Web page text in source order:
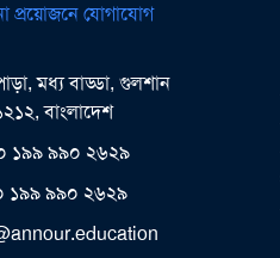
প্রয়োজনে যোগাযোগ
মধ্য বাড্ডা, গুলশান
বাংলাদেশ
১৯৯ ৯৯০ ২৬২৯
১৯৯ ৯৯০ ২৬২৯